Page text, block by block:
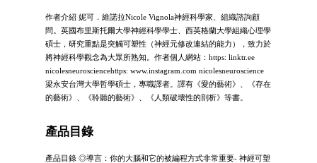
作者介紹 妮可．維諾拉Nicole Vignola神經科學家、組織諮詢顧
問。英國布里斯托爾大學神經科學學士、西英格蘭大學組織心理學
碩士，研究重點是突觸可塑性（神經元修改連結的能力），致力於
將神經科學觀念為大眾所熟知。作者個人網站：https: linktr.ee
nicolesneurosciencehttps: www.instagram.com nicolesneuroscience
梁永安台灣大學哲學碩士，專職譯者。譯有《愛的藝術》、《存在
的藝術》、《聆聽的藝術》、《人類破壞性的剖析》等書。
產品目錄
產品目錄 ◎導言：你的大腦和它的被編程方式非常重要- 神經可塑